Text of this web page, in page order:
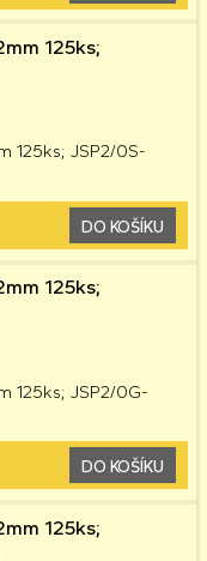
125ks;
125ks; JSP2/0S-
DO KOŠÍKU
125ks;
125ks; JSP2/0G-
DO KOŠÍKU
125ks;